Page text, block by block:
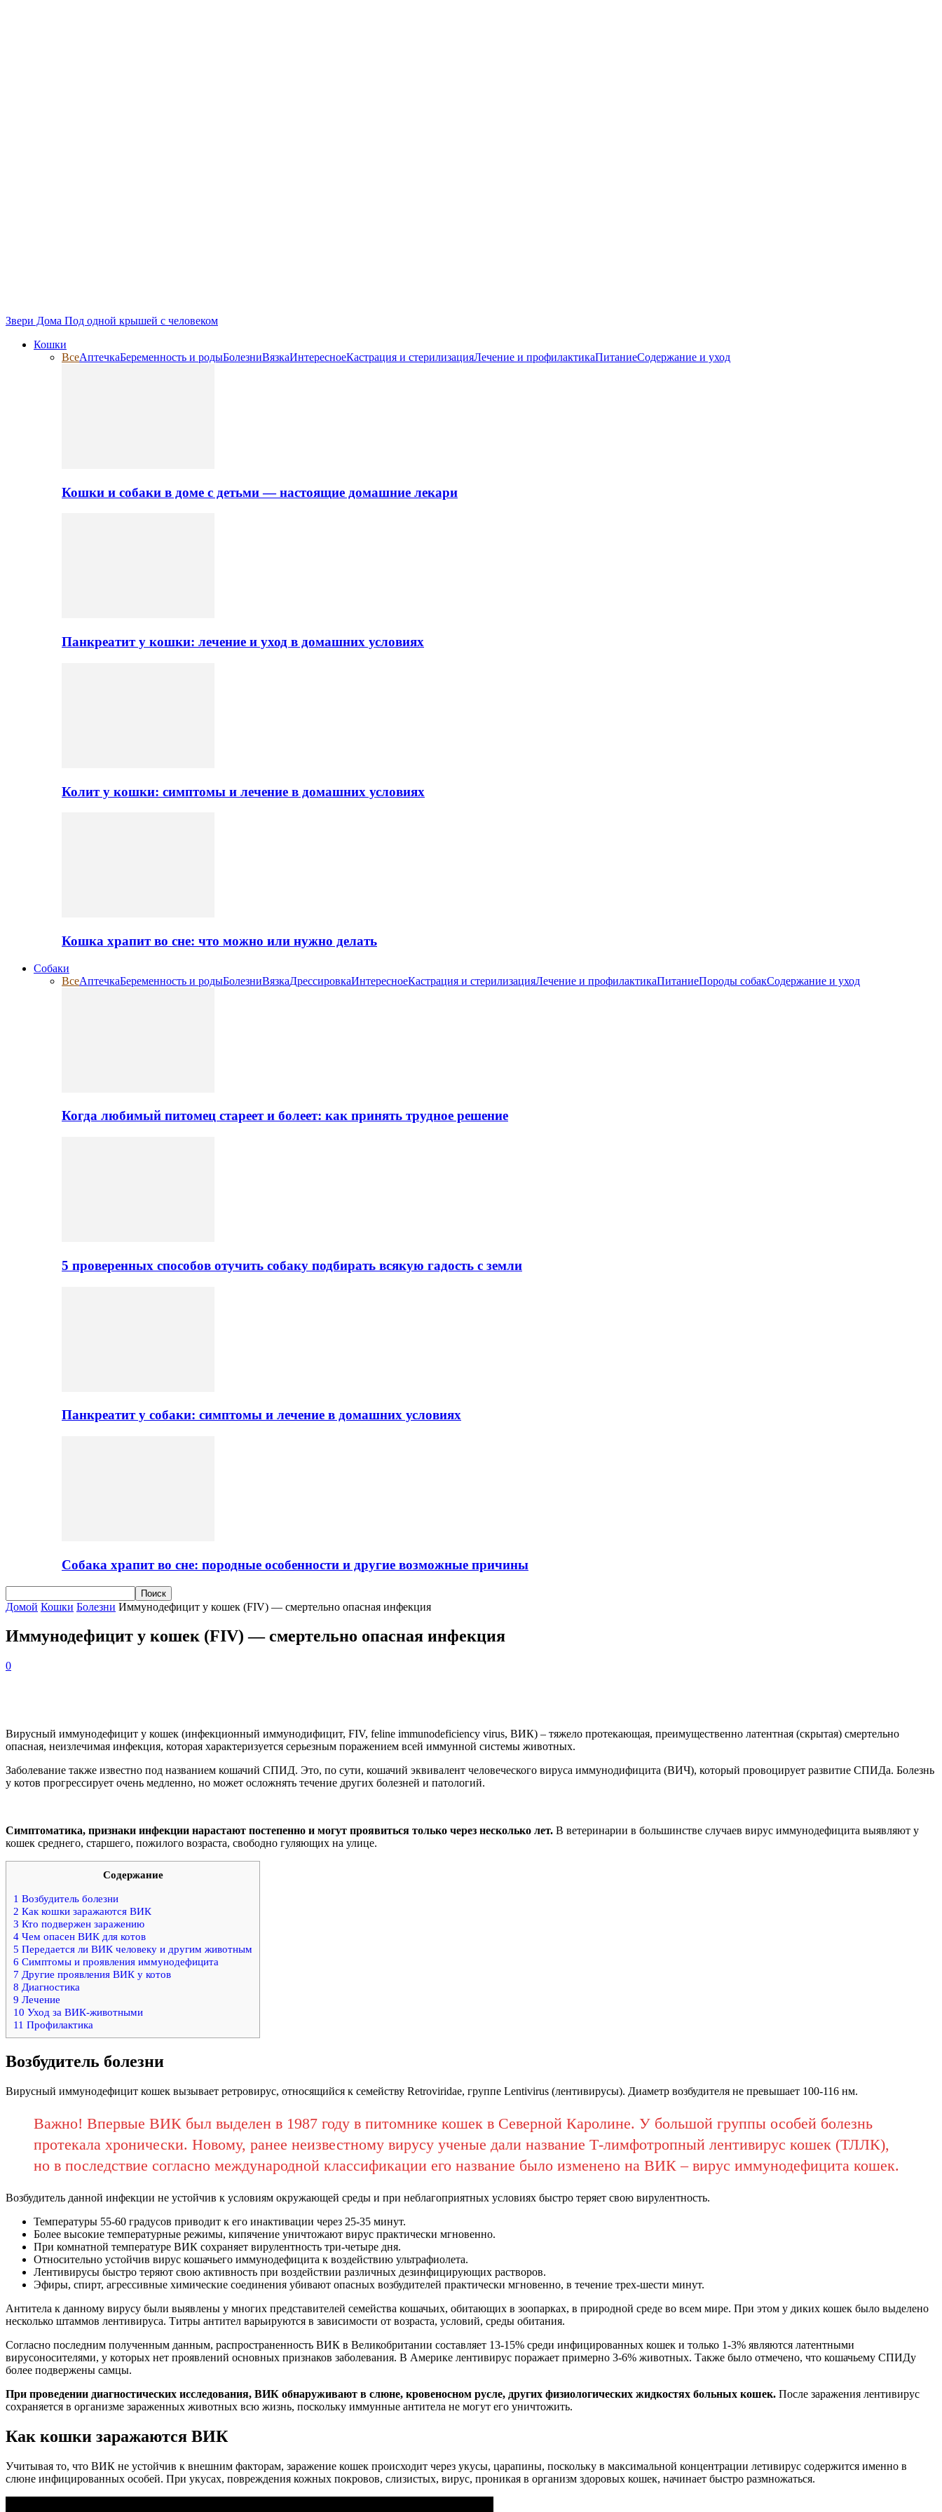
Звери Дома Под одной крышей с человеком
Кошки
ВсеАптечкаБеременность и родыБолезниВязкаИнтересноеКастрация и стерилизацияЛечение и профилактикаПитаниеСодержание и уход
Кошки и собаки в доме с детьми — настоящие домашние лекари
Панкреатит у кошки: лечение и уход в домашних условиях
Колит у кошки: симптомы и лечение в домашних условиях
Кошка храпит во сне: что можно или нужно делать
Собаки
ВсеАптечкаБеременность и родыБолезниВязкаДрессировкаИнтересноеКастрация и стерилизацияЛечение и профилактикаПитаниеПороды собакСодержание и уход
Когда любимый питомец стареет и болеет: как принять трудное решение
5 проверенных способов отучить собаку подбирать всякую гадость с земли
Панкреатит у собаки: симптомы и лечение в домашних условиях
Собака храпит во сне: породные особенности и другие возможные причины
Домой Кошки Болезни Иммунодефицит у кошек (FIV) — смертельно опасная инфекция
Иммунодефицит у кошек (FIV) — смертельно опасная инфекция
0
Вирусный иммунодефицит у кошек (инфекционный иммунодифицит, FIV, feline immunodeficiency virus, ВИК) – тяжело протекающая, преимущественно латентная (скрытая) смертельно
опасная, неизлечимая инфекция, которая характеризуется серьезным поражением всей иммунной системы животных.
Заболевание также известно под названием кошачий СПИД. Это, по сути, кошачий эквивалент человеческого вируса иммунодифицита (ВИЧ), который провоцирует развитие СПИДа. Болезнь
у котов прогрессирует очень медленно, но может осложнять течение других болезней и патологий.
Симптоматика, признаки инфекции нарастают постепенно и могут проявиться только через несколько лет. В ветеринарии в большинстве случаев вирус иммунодефицита выявляют у
кошек среднего, старшего, пожилого возраста, свободно гуляющих на улице.
Содержание
1 Возбудитель болезни
2 Как кошки заражаются ВИК
3 Кто подвержен заражению
4 Чем опасен ВИК для котов
5 Передается ли ВИК человеку и другим животным
6 Симптомы и проявления иммунодефицита
7 Другие проявления ВИК у котов
8 Диагностика
9 Лечение
10 Уход за ВИК-животными
11 Профилактика
Возбудитель болезни
Вирусный иммунодефицит кошек вызывает ретровирус, относящийся к семейству Retroviridae, группе Lentivirus (лентивирусы). Диаметр возбудителя не превышает 100-116 нм.
Важно! Впервые ВИК был выделен в 1987 году в питомнике кошек в Северной Каролине. У большой группы особей болезнь
протекала хронически. Новому, ранее неизвестному вирусу ученые дали название Т-лимфотропный лентивирус кошек (ТЛЛК),
но в последствие согласно международной классификации его название было изменено на ВИК – вирус иммунодефицита кошек.
Возбудитель данной инфекции не устойчив к условиям окружающей среды и при неблагоприятных условиях быстро теряет свою вирулентность.
Температуры 55-60 градусов приводит к его инактивации через 25-35 минут.
Более высокие температурные режимы, кипячение уничтожают вирус практически мгновенно.
При комнатной температуре ВИК сохраняет вирулентность три-четыре дня.
Относительно устойчив вирус кошачьего иммунодефицита к воздействию ультрафиолета.
Лентивирусы быстро теряют свою активность при воздействии различных дезинфицирующих растворов.
Эфиры, спирт, агрессивные химические соединения убивают опасных возбудителей практически мгновенно, в течение трех-шести минут.
Антитела к данному вирусу были выявлены у многих представителей семейства кошачьих, обитающих в зоопарках, в природной среде во всем мире. При этом у диких кошек было выделено
несколько штаммов лентивируса. Титры антител варьируются в зависимости от возраста, условий, среды обитания.
Согласно последним полученным данным, распространенность ВИК в Великобритании составляет 13-15% среди инфицированных кошек и только 1-3% являются латентными
вирусоносителями, у которых нет проявлений основных признаков заболевания. В Америке лентивирус поражает примерно 3-6% животных. Также было отмечено, что кошачьему СПИДу
более подвержены самцы.
При проведении диагностических исследования, ВИК обнаруживают в слюне, кровеносном русле, других физиологических жидкостях больных кошек. После заражения лентивирус
сохраняется в организме зараженных животных всю жизнь, поскольку иммунные антитела не могут его уничтожить.
Как кошки заражаются ВИК
Учитывая то, что ВИК не устойчив к внешним факторам, заражение кошек происходит через укусы, царапины, поскольку в максимальной концентрации летивирус содержится именно в
слюне инфицированных особей. При укусах, повреждения кожных покровов, слизистых, вирус, проникая в организм здоровых кошек, начинает быстро размножаться.